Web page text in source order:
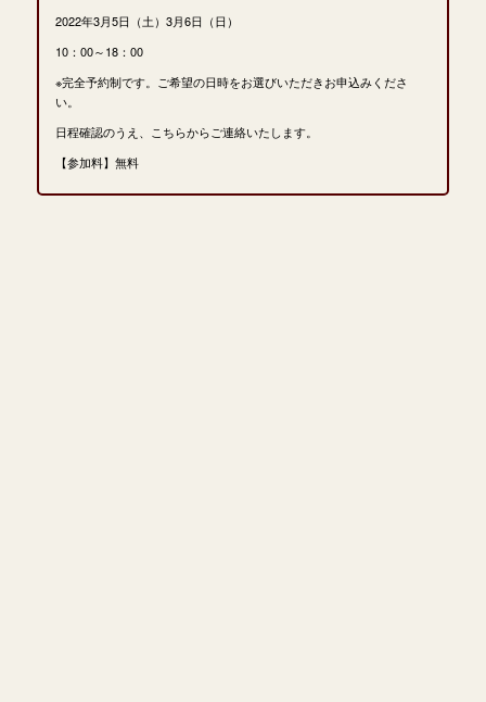
2022年3月5日（土）3月6日（日）
10：00～18：00
※完全予約制です。ご希望の日時をお選びいただきお申込みくださ
い。
日程確認のうえ、こちらからご連絡いたします。
【参加料】無料